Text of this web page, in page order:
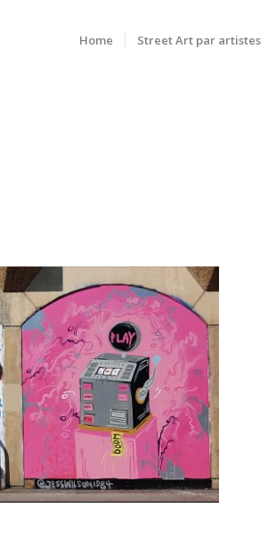
Home Street Art par artistes